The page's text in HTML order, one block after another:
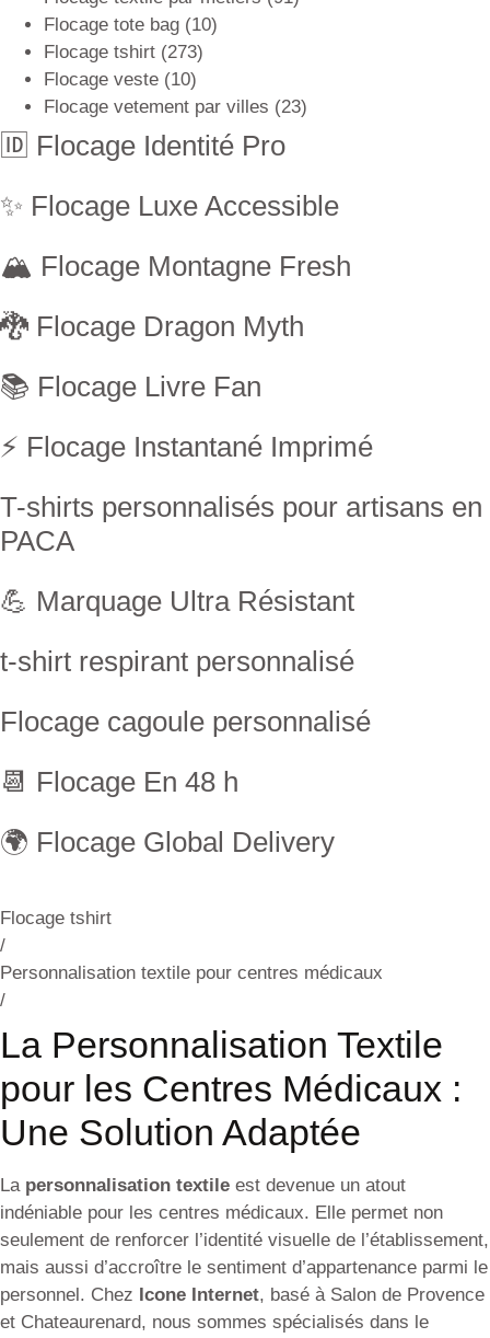
Flocage tote bag (10)
Flocage tshirt (273)
Flocage veste (10)
Flocage vetement par villes (23)
🆔 Flocage Identité Pro
✨ Flocage Luxe Accessible
🏔 Flocage Montagne Fresh
🐉 Flocage Dragon Myth
📚 Flocage Livre Fan
⚡ Flocage Instantané Imprimé
T-shirts personnalisés pour artisans en
PACA
💪 Marquage Ultra Résistant
t-shirt respirant personnalisé
Flocage cagoule personnalisé
📆 Flocage En 48 h
🌍 Flocage Global Delivery
Flocage tshirt
/
Personnalisation textile pour centres médicaux
/
La Personnalisation Textile
pour les Centres Médicaux :
Une Solution Adaptée
La personnalisation textile est devenue un atout
indéniable pour les centres médicaux. Elle permet non
seulement de renforcer l’identité visuelle de l’établissement,
mais aussi d’accroître le sentiment d’appartenance parmi le
personnel. Chez Icone Internet, basé à Salon de Provence
et Chateaurenard, nous sommes spécialisés dans le